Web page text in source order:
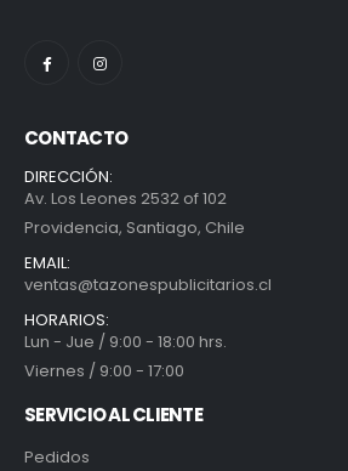
CONTACTO
DIRECCIÓN:
Av. Los Leones 2532 of 102
Providencia, Santiago, Chile
EMAIL:
ventas@tazonespublicitarios.cl
HORARIOS:
Lun - Jue / 9:00 - 18:00 hrs.
Viernes / 9:00 - 17:00
SERVICIO AL CLIENTE
Pedidos